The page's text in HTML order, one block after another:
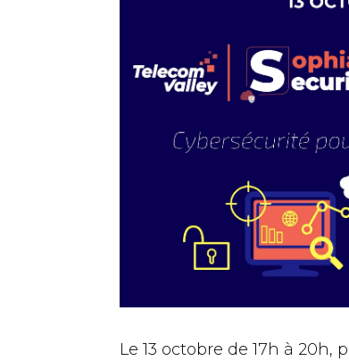
Le 13 octobre de 17h à